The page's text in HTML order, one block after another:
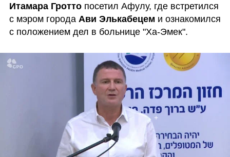
Итамара Гротто посетил Афулу, где встретился
с мэром города Ави Элькабецем и ознакомился
с положением дел в больнице "Ха-Эмек".